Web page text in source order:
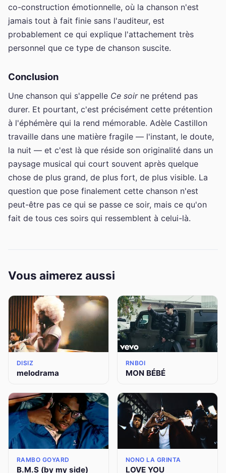
co-construction émotionnelle, où la chanson n'est
jamais tout à fait finie sans l'auditeur, est
probablement ce qui explique l'attachement très
personnel que ce type de chanson suscite.
Conclusion
Une chanson qui s'appelle Ce soirne prétend pas
durer. Et pourtant, c'est précisément cette prétention
à l'éphémère qui la rend mémorable. Adèle Castillon
travaille dans une matière fragile — l'instant, le doute,
la nuit — et c'est là que réside son originalité dans un
paysage musical qui court souvent après quelque
chose de plus grand, de plus fort, de plus visible. La
question que pose finalement cette chanson n'est
peut-être pas ce qui se passe ce soir, mais ce qu'on
fait de tous ces soirs qui ressemblent à celui-là.
Vous aimerez aussi
DISIZ
melodrama
RNBOI
MON BÉBÉ
RAMBO GOYARD
B.M.S (by my side)
NONO LA GRINTA
LOVE YOU